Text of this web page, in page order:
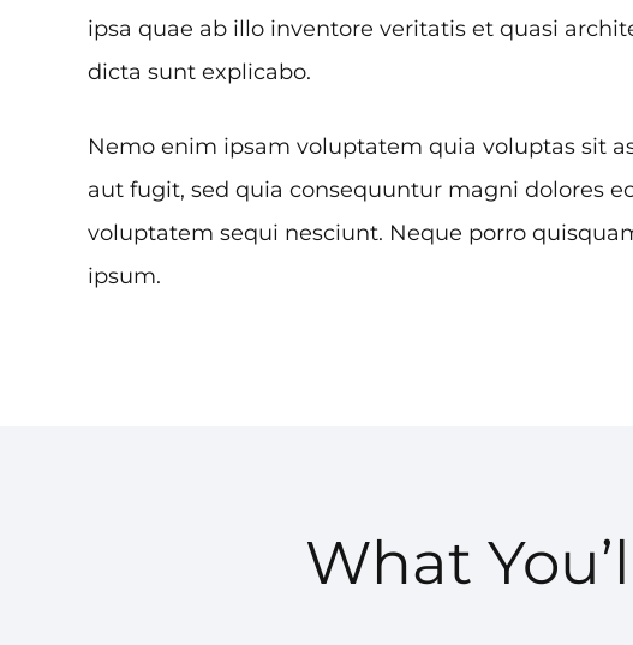
ipsa quae ab illo inventore veritatis et quasi
dicta sunt explicabo.
Nemo enim ipsam voluptatem quia voluptas sit
aut fugit, sed quia consequuntur magni dolores
voluptatem sequi nesciunt. Neque porro
ipsum.
What